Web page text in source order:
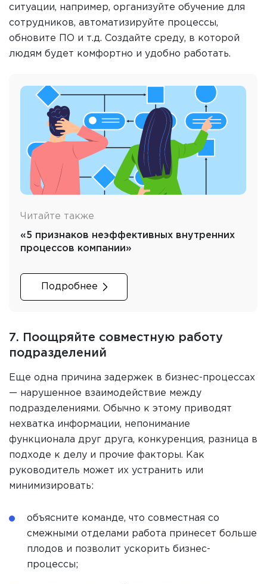
ситуации, например, организуйте обучение для
сотрудников, автоматизируйте процессы,
обновите ПО и т.д. Создайте среду, в которой
людям будет комфортно и удобно работать.
Читайте также
«5 признаков неэффективных внутренних
процессов компании»
Подробнее
7. Поощряйте совместную работу
подразделений
Еще одна причина задержек в бизнес-процессах
— нарушенное взаимодействие между
подразделениями. Обычно к этому приводят
нехватка информации, непонимание
функционала друг друга, конкуренция, разница в
подходе к делу и прочие факторы. Как
руководитель может их устранить или
минимизировать:
объясните команде, что совместная со
смежными отделами работа принесет больше
плодов и позволит ускорить бизнес-
процессы;